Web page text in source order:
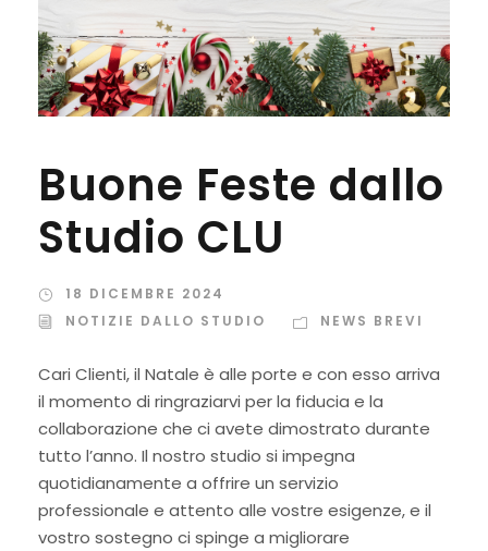
Buone Feste dallo
Studio CLU
18 DICEMBRE 2024
NOTIZIE DALLO STUDIO
NEWS BREVI
Cari Clienti, il Natale è alle porte e con esso arriva
il momento di ringraziarvi per la fiducia e la
collaborazione che ci avete dimostrato durante
tutto l’anno. Il nostro studio si impegna
quotidianamente a offrire un servizio
professionale e attento alle vostre esigenze, e il
vostro sostegno ci spinge a migliorare